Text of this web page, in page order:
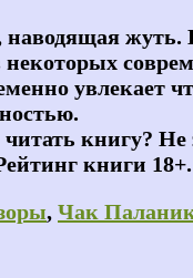
жуть.
увлекает
читать книгу?
книги 18+.
, Чак